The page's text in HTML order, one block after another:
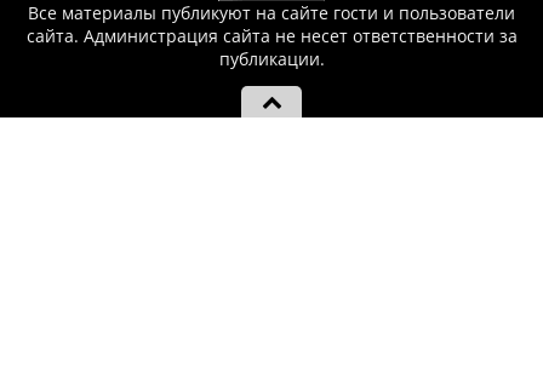
Все материалы публикуют на сайте гости и пользователи
сайта. Администрация сайта не несет ответственности за
публикации.